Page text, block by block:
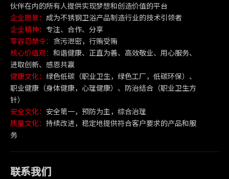
伙伴在内的所有人提供实现梦想和创造价值的平台
企业愿景： 成为不锈钢卫浴产品制造行业的技术引领者
企业精神： 专注、合作、分享
零容忍禁令： 贪污泄密，行贿受贿
核心价值观： 和谐健康、正直为善、高效敬业、用心服务、
进取创新、感恩共赢
健康文化： 绿色低碳（职业卫生，绿色工厂，低碳环保）、
职业健康（身体健康，心理健康）、防治结合（职业卫生方
针）
安全文化： 安全第一，预防为主，综合治理
质量文化： 持续改进，稳定地提供符合客户要求的产品和服
务
联系我们